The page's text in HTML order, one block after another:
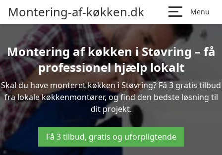
Montering-af-køkken.dk Menu
Montering af køkken i Støvring – få
professionel hjælp lokalt
Skal du have monteret køkken i Støvring? Få 3 gratis tilbud
fra lokale køkkenmontører, og find den bedste løsning til
dit projekt.
Få 3 tilbud, gratis og uforpligtende